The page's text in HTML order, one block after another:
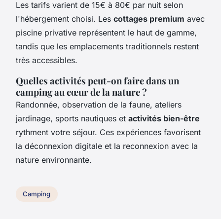
Les tarifs varient de 15€ à 80€ par nuit selon
l'hébergement choisi. Les cottages premium avec
piscine privative représentent le haut de gamme,
tandis que les emplacements traditionnels restent
très accessibles.
Quelles activités peut-on faire dans un
camping au cœur de la nature ?
Randonnée, observation de la faune, ateliers
jardinage, sports nautiques et activités bien-être
rythment votre séjour. Ces expériences favorisent
la déconnexion digitale et la reconnexion avec la
nature environnante.
Camping